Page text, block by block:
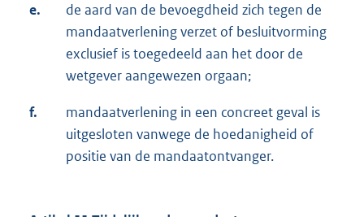
e.
de aard van de bevoegdheid zich tegen de
mandaatverlening verzet of besluitvorming
exclusief is toegedeeld aan het door de
wetgever aangewezen orgaan;
f.
mandaatverlening in een concreet geval is
uitgesloten vanwege de hoedanigheid of
positie van de mandaatontvanger.